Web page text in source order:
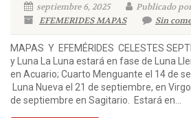
septiembre 6, 2025
Publicado
EFEMERIDES MAPAS
Sin
MAPAS Y EFEMÉRIDES CELESTES
y Luna La Luna estará en fase de Luna
en Acuario; Cuarto Menguante el 14 de
Luna Nueva el 21 de septiembre, en
de septiembre en Sagitario. Estará en...